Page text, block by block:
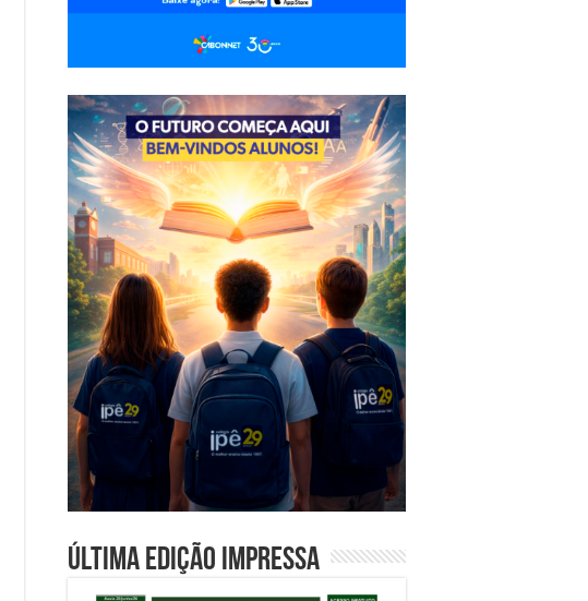
Última edição impressa